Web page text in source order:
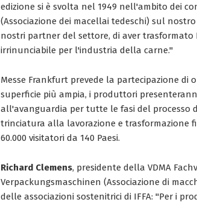
edizione si è svolta nel 1949 nell'ambito dei
(Associazione dei macellai tedeschi) sul
nostri partner del settore, di aver
irrinunciabile per l'industria della carne."
Messe Frankfurt prevede la partecipazione di
superficie più ampia, i produttori
all'avanguardia per tutte le fasi del processo
trinciatura alla lavorazione e trasformazione
60.000 visitatori da 140 Paesi.
Richard Clemens, presidente della VDMA
Verpackungsmaschinen (Associazione di
delle associazioni sostenitrici di IFFA: "Per i